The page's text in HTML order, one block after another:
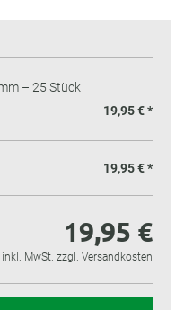
– 25 Stück
19,95 € *
19,95 €*
19,95 €
inkl. MwSt. zzgl. Versandkosten